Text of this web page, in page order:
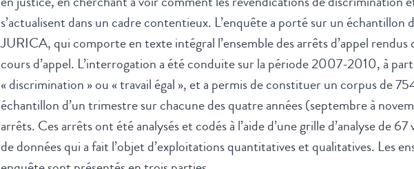
s’actualisent dans un cadre contentieux. L’enquête a porté sur un échantillon
JURICA, qui comporte en texte intégral l’ensemble des arrêts d’appel
cours d’appel. L’interrogation a été conduite sur la période 2007-2010, à
« discrimination » ou « travail égal », et a permis de constituer un corpus de
échantillon d’un trimestre sur chacune des quatre années (septembre à
arrêts. Ces arrêts ont été analysés et codés à l’aide d’une grille d’analyse de
de données qui a fait l’objet d’exploitations quantitatives et qualitatives. Les